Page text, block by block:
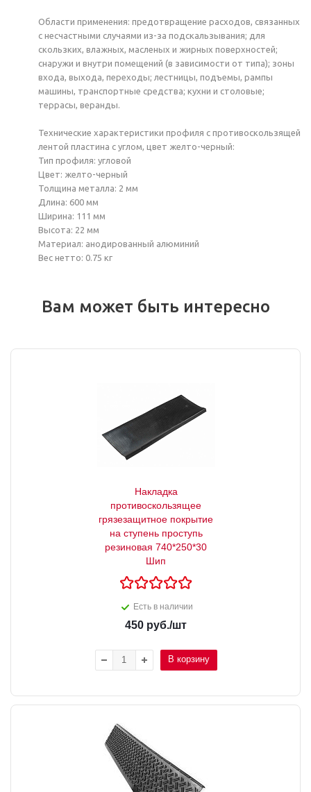
Области применения: предотвращение расходов, связанных
с несчастными случаями из-за подскальзывания; для
скользких, влажных, масленых и жирных поверхностей;
снаружи и внутри помещений (в зависимости от типа); зоны
входа, выхода, переходы; лестницы, подъемы, рампы
машины, транспортные средства; кухни и столовые;
террасы, веранды.
Технические характеристики профиля с противоскользящей
лентой пластина с углом, цвет желто-черный:
Тип профиля: угловой
Цвет: желто-черный
Толщина металла: 2 мм
Длина: 600 мм
Ширина: 111 мм
Высота: 22 мм
Материал: анодированный алюминий
Вес нетто: 0.75 кг
Вам может быть интересно
Накладка
противоскользящее
грязезащитное покрытие
на ступень проступь
резиновая 740*250*30
Шип
Есть в наличии
450 руб./шт
В корзину